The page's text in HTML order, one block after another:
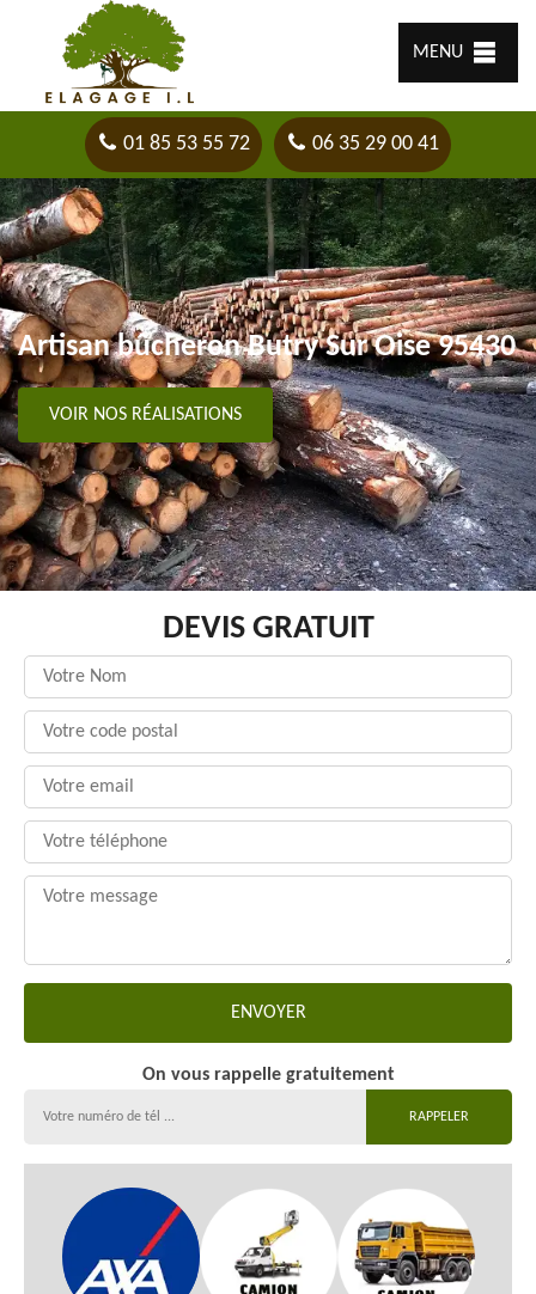
MENU
01 85 53 55 72 06 35 29 00 41
Artisan bûcheron Butry Sur Oise 95430
VOIR NOS RÉALISATIONS
DEVIS GRATUIT
On vous rappelle gratuitement